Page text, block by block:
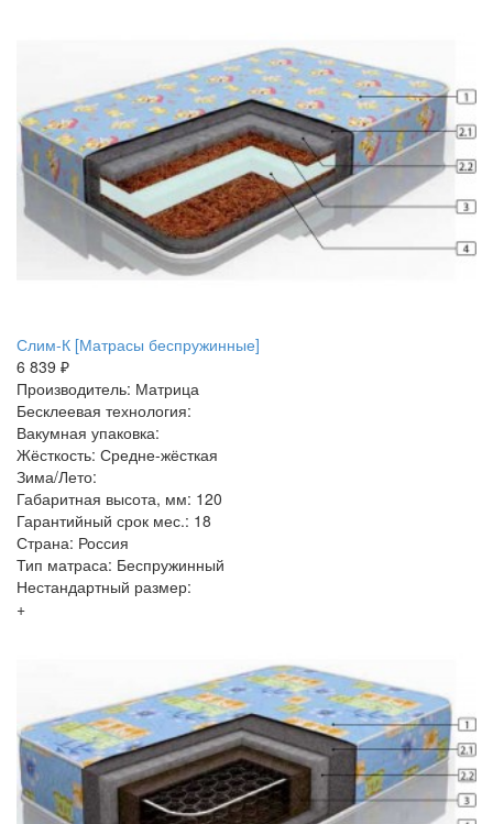
Слим-К [Матрасы беспружинные]
6 839 ₽
Производитель: Матрица
Бесклеевая технология:
Вакумная упаковка:
Жёсткость: Средне-жёсткая
Зима/Лето:
Габаритная высота, мм: 120
Гарантийный срок мес.: 18
Страна: Россия
Тип матраса: Беспружинный
Нестандартный размер:
+